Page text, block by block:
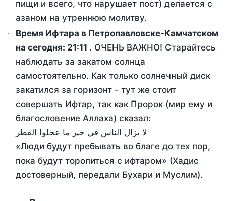
пищи и всего, что нарушает пост) делается с
азаном на утреннюю молитву.
Время Ифтара в Петропавловске-Камчатском
на сегодня: 21:11 . ОЧЕНЬ ВАЖНО! Старайтесь
наблюдать за закатом солнца
самостоятельно. Как только солнечный диск
закатился за горизонт - тут же стоит
совершать Ифтар, так как Пророк (мир ему и
благословение Аллаха) сказал:
لا يزال الناس في خير ما عجلوا الفطر
«Люди будут пребывать во благе до тех пор,
пока будут торопиться с ифтаром» (Хадис
достоверный, передали Бухари и Муслим).